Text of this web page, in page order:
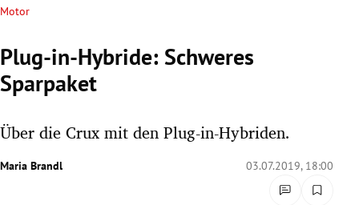
Untermenü
Motor
Plug-in-Hybride: Schweres
Sparpaket
Über die Crux mit den Plug-in-Hybriden.
Maria Brandl 03.07.2019, 18:00